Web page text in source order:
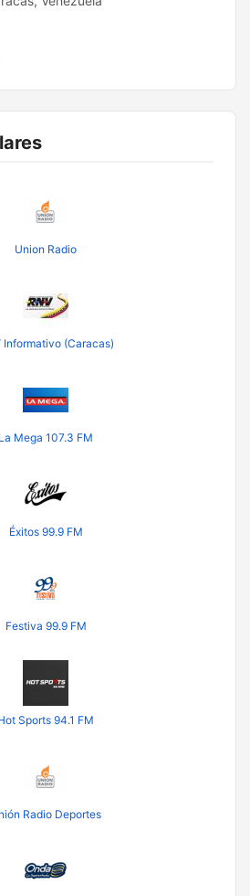
Union Radio
Informativo (Caracas)
La Mega 107.3 FM
Éxitos 99.9 FM
Festiva 99.9 FM
Sports 94.1 FM
Radio Deportes